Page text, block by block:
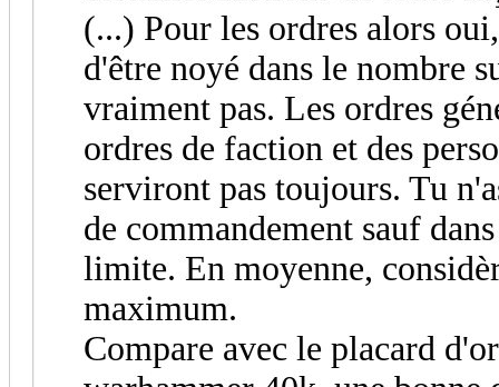
(...) Pour les ordres alors
d'être noyé dans le nombre
vraiment pas. Les ordres
ordres de faction et des
serviront pas toujours. Tu
de commandement sauf
limite. En moyenne,
maximum.
Compare avec le placard